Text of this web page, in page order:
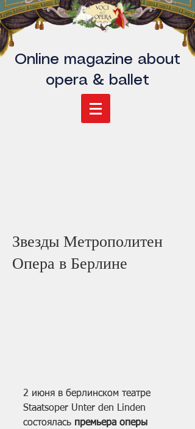
Online magazine about
opera & ballet
Звезды Метрополитен
Опера в Берлине
2 июня в берлинском театре
Staatsoper Unter den Linden
состоялась премьера оперы